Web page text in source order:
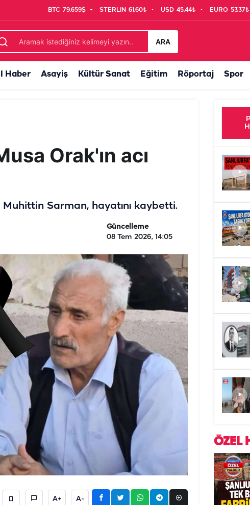
BTC 79.659$ STERLIN 61,60₺ USD 45,44₺ EURO 53,37₺
ARA
Haber Asayiş Kültür Sanat Eğitim Röportaj Spor
Orak'ın acı
Muhittin Sarman, hayatını kaybetti.
Güncelleme
08 Tem 2026, 14:05
A+ A-
ÖZEL
sorarak başladı, sonrası…